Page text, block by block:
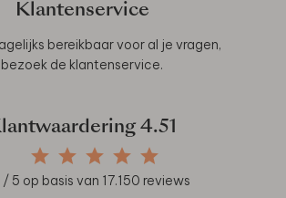
Klantenservice
bereikbaar voor al je vragen,
bezoek de klantenservice.
4.51
/ 5 op basis van 17.150 reviews